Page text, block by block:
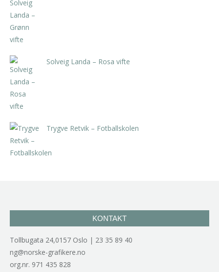
Solveig Landa – Rosa vifte
Trygve Retvik – Fotballskolen
KONTAKT
Tollbugata 24,0157 Oslo | 23 35 89 40
ng@norske-grafikere.no
org.nr. 971 435 828